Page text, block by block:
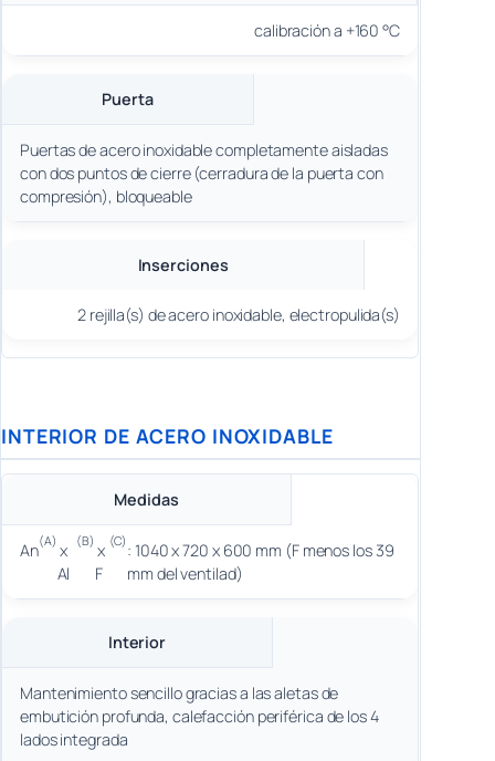
calibración a +160 °C
Puerta
Puertas de acero inoxidable completamente aisladas
con dos puntos de cierre (cerradura de la puerta con
compresión), bloqueable
Inserciones
2 rejilla(s) de acero inoxidable, electropulida(s)
INTERIOR DE ACERO INOXIDABLE
Medidas
An(A) x
Al
(B) x
F
(C) : 1040 x 720 x 600 mm (F menos los 39
mm del ventilad)
Interior
Mantenimiento sencillo gracias a las aletas de
embutición profunda, calefacción periférica de los 4
lados integrada